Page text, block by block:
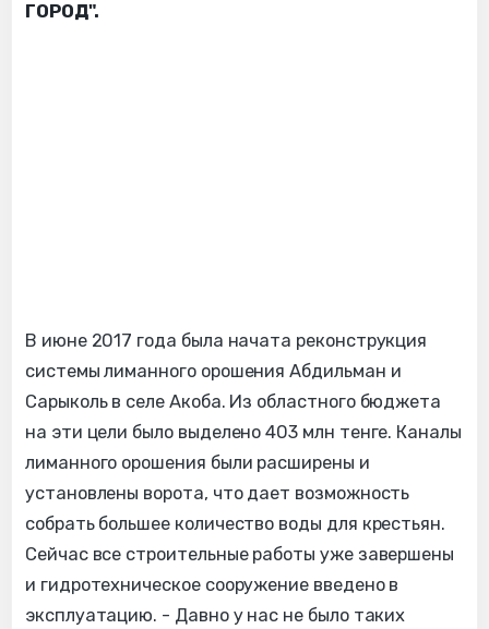
ГОРОД".
В июне 2017 года была начата реконструкция
системы лиманного орошения Абдильман и
Сарыколь в селе Акоба. Из областного бюджета
на эти цели было выделено 403 млн тенге. Каналы
лиманного орошения были расширены и
установлены ворота, что дает возможность
собрать большее количество воды для крестьян.
Сейчас все строительные работы уже завершены
и гидротехническое сооружение введено в
эксплуатацию. - Давно у нас не было таких